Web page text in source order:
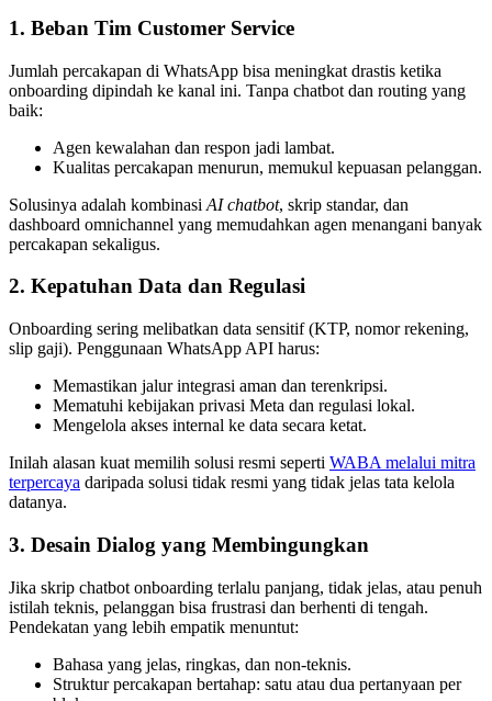
1. Beban Tim Customer Service
Jumlah percakapan di WhatsApp bisa meningkat drastis ketika
onboarding dipindah ke kanal ini. Tanpa chatbot dan routing yang
baik:
Agen kewalahan dan respon jadi lambat.
Kualitas percakapan menurun, memukul kepuasan pelanggan.
Solusinya adalah kombinasi AI chatbot, skrip standar, dan
dashboard omnichannel yang memudahkan agen menangani banyak
percakapan sekaligus.
2. Kepatuhan Data dan Regulasi
Onboarding sering melibatkan data sensitif (KTP, nomor rekening,
slip gaji). Penggunaan WhatsApp API harus:
Memastikan jalur integrasi aman dan terenkripsi.
Mematuhi kebijakan privasi Meta dan regulasi lokal.
Mengelola akses internal ke data secara ketat.
Inilah alasan kuat memilih solusi resmi seperti WABA melalui mitra
terpercaya daripada solusi tidak resmi yang tidak jelas tata kelola
datanya.
3. Desain Dialog yang Membingungkan
Jika skrip chatbot onboarding terlalu panjang, tidak jelas, atau penuh
istilah teknis, pelanggan bisa frustrasi dan berhenti di tengah.
Pendekatan yang lebih empatik menuntut:
Bahasa yang jelas, ringkas, dan non-teknis.
Struktur percakapan bertahap: satu atau dua pertanyaan per